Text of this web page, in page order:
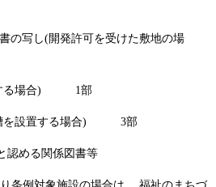
の写し(開発許可を受けた敷地の場
する場合) 1部
槽を設置する場合) 3部
認める関係図書等